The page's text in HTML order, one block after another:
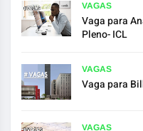
VAGAS
Vaga para
Pleno- ICL
VAGAS
Vaga para
VAGAS